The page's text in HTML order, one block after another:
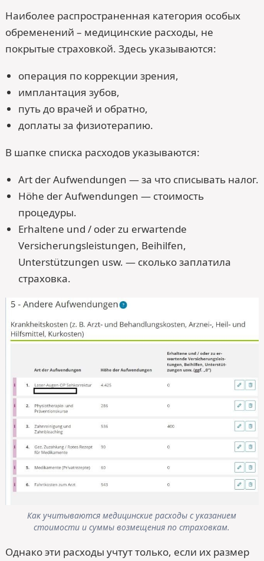
Наиболее распространенная категория особых
обременений – медицинские расходы, не
покрытые страховкой. Здесь указываются:
операция по коррекции зрения,
имплантация зубов,
путь до врачей и обратно,
доплаты за физиотерапию.
В шапке списка расходов указываются:
Art der Aufwendungen — за что списывать налог.
Höhe der Aufwendungen — стоимость
процедуры.
Erhaltene und / oder zu erwartende
Versicherungsleistungen, Beihilfen,
Unterstützungen usw. — сколько заплатила
страховка.
Как учитываются медицинские расходы с указанием
стоимости и суммы возмещения по страховкам.
Однако эти расходы учтут только, если их размер